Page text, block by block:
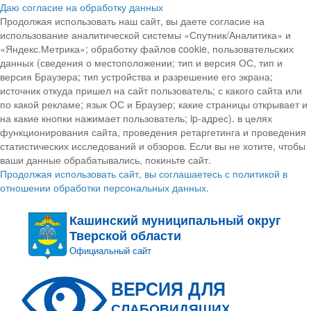
Даю согласие на обработку данных
Продолжая использовать наш сайт, вы даете согласие на
использование аналитической системы «Спутник/Аналитика» и
«Яндекс.Метрика»; обработку файлов cookie, пользовательских
данных (сведения о местоположении; тип и версия ОС, тип и
версия Браузера; тип устройства и разрешение его экрана;
источник откуда пришел на сайт пользователь; с какого сайта или
по какой рекламе; язык ОС и Браузер; какие страницы открывает и
на какие кнопки нажимает пользователь; ip-адрес). в целях
функционирования сайта, проведения ретаргетинга и проведения
статистических исследований и обзоров. Если вы не хотите, чтобы
ваши данные обрабатывались, покиньте сайт.
Продолжая использовать сайт, вы соглашаетесь с политикой в
отношении обработки персональных данных.